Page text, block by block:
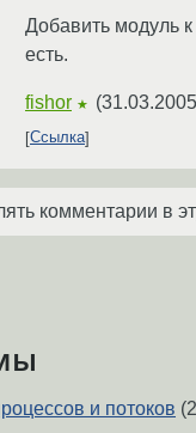
Добавить модуль
есть.
fishor ★ (
Ссылка
комментарии в
и потоков